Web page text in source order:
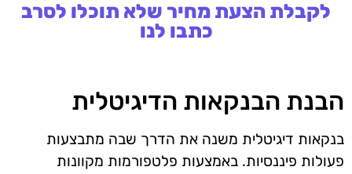
לקבלת הצעת מחיר שלא תוכלו לסרב
כתבו לנו
הבנת הבנקאות הדיגיטלית
בנקאות דיגיטלית משנה את הדרך שבה מתבצעות
פעולות פיננסיות. באמצעות פלטפורמות מקוונות